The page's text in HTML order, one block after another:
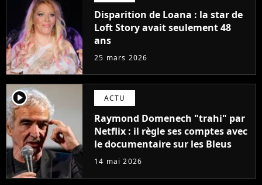
Disparition de Loana : la star de
Loft Story avait seulement 48
ans
25 mars 2026
player2 ACTU
Raymond Domenech "trahi" par
Netflix : il règle ses comptes avec
le documentaire sur les Bleus
14 mai 2026